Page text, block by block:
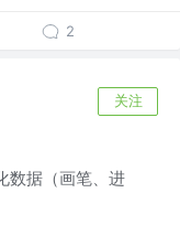
2
关注
数据（画笔、进